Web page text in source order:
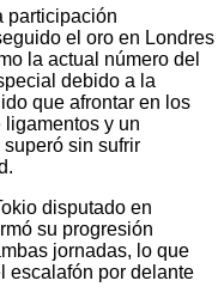
participación
el oro en Londres
la actual número del
debido a la
que afrontar en los
y un
sin sufrir
disputado en
su progresión
jornadas, lo que
escalafón por delante